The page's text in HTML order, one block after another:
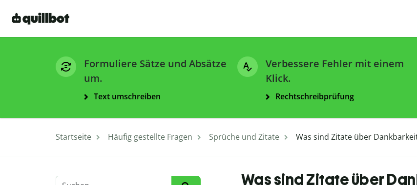
Formuliere Sätze und Absätze
um.
Text umschreiben
Verbessere Fehler mit einem
Klick.
Rechtschreibprüfung
Startseite Häufig gestellte Fragen Sprüche und Zitate Was sind Zitate über
Was sind Zitate über